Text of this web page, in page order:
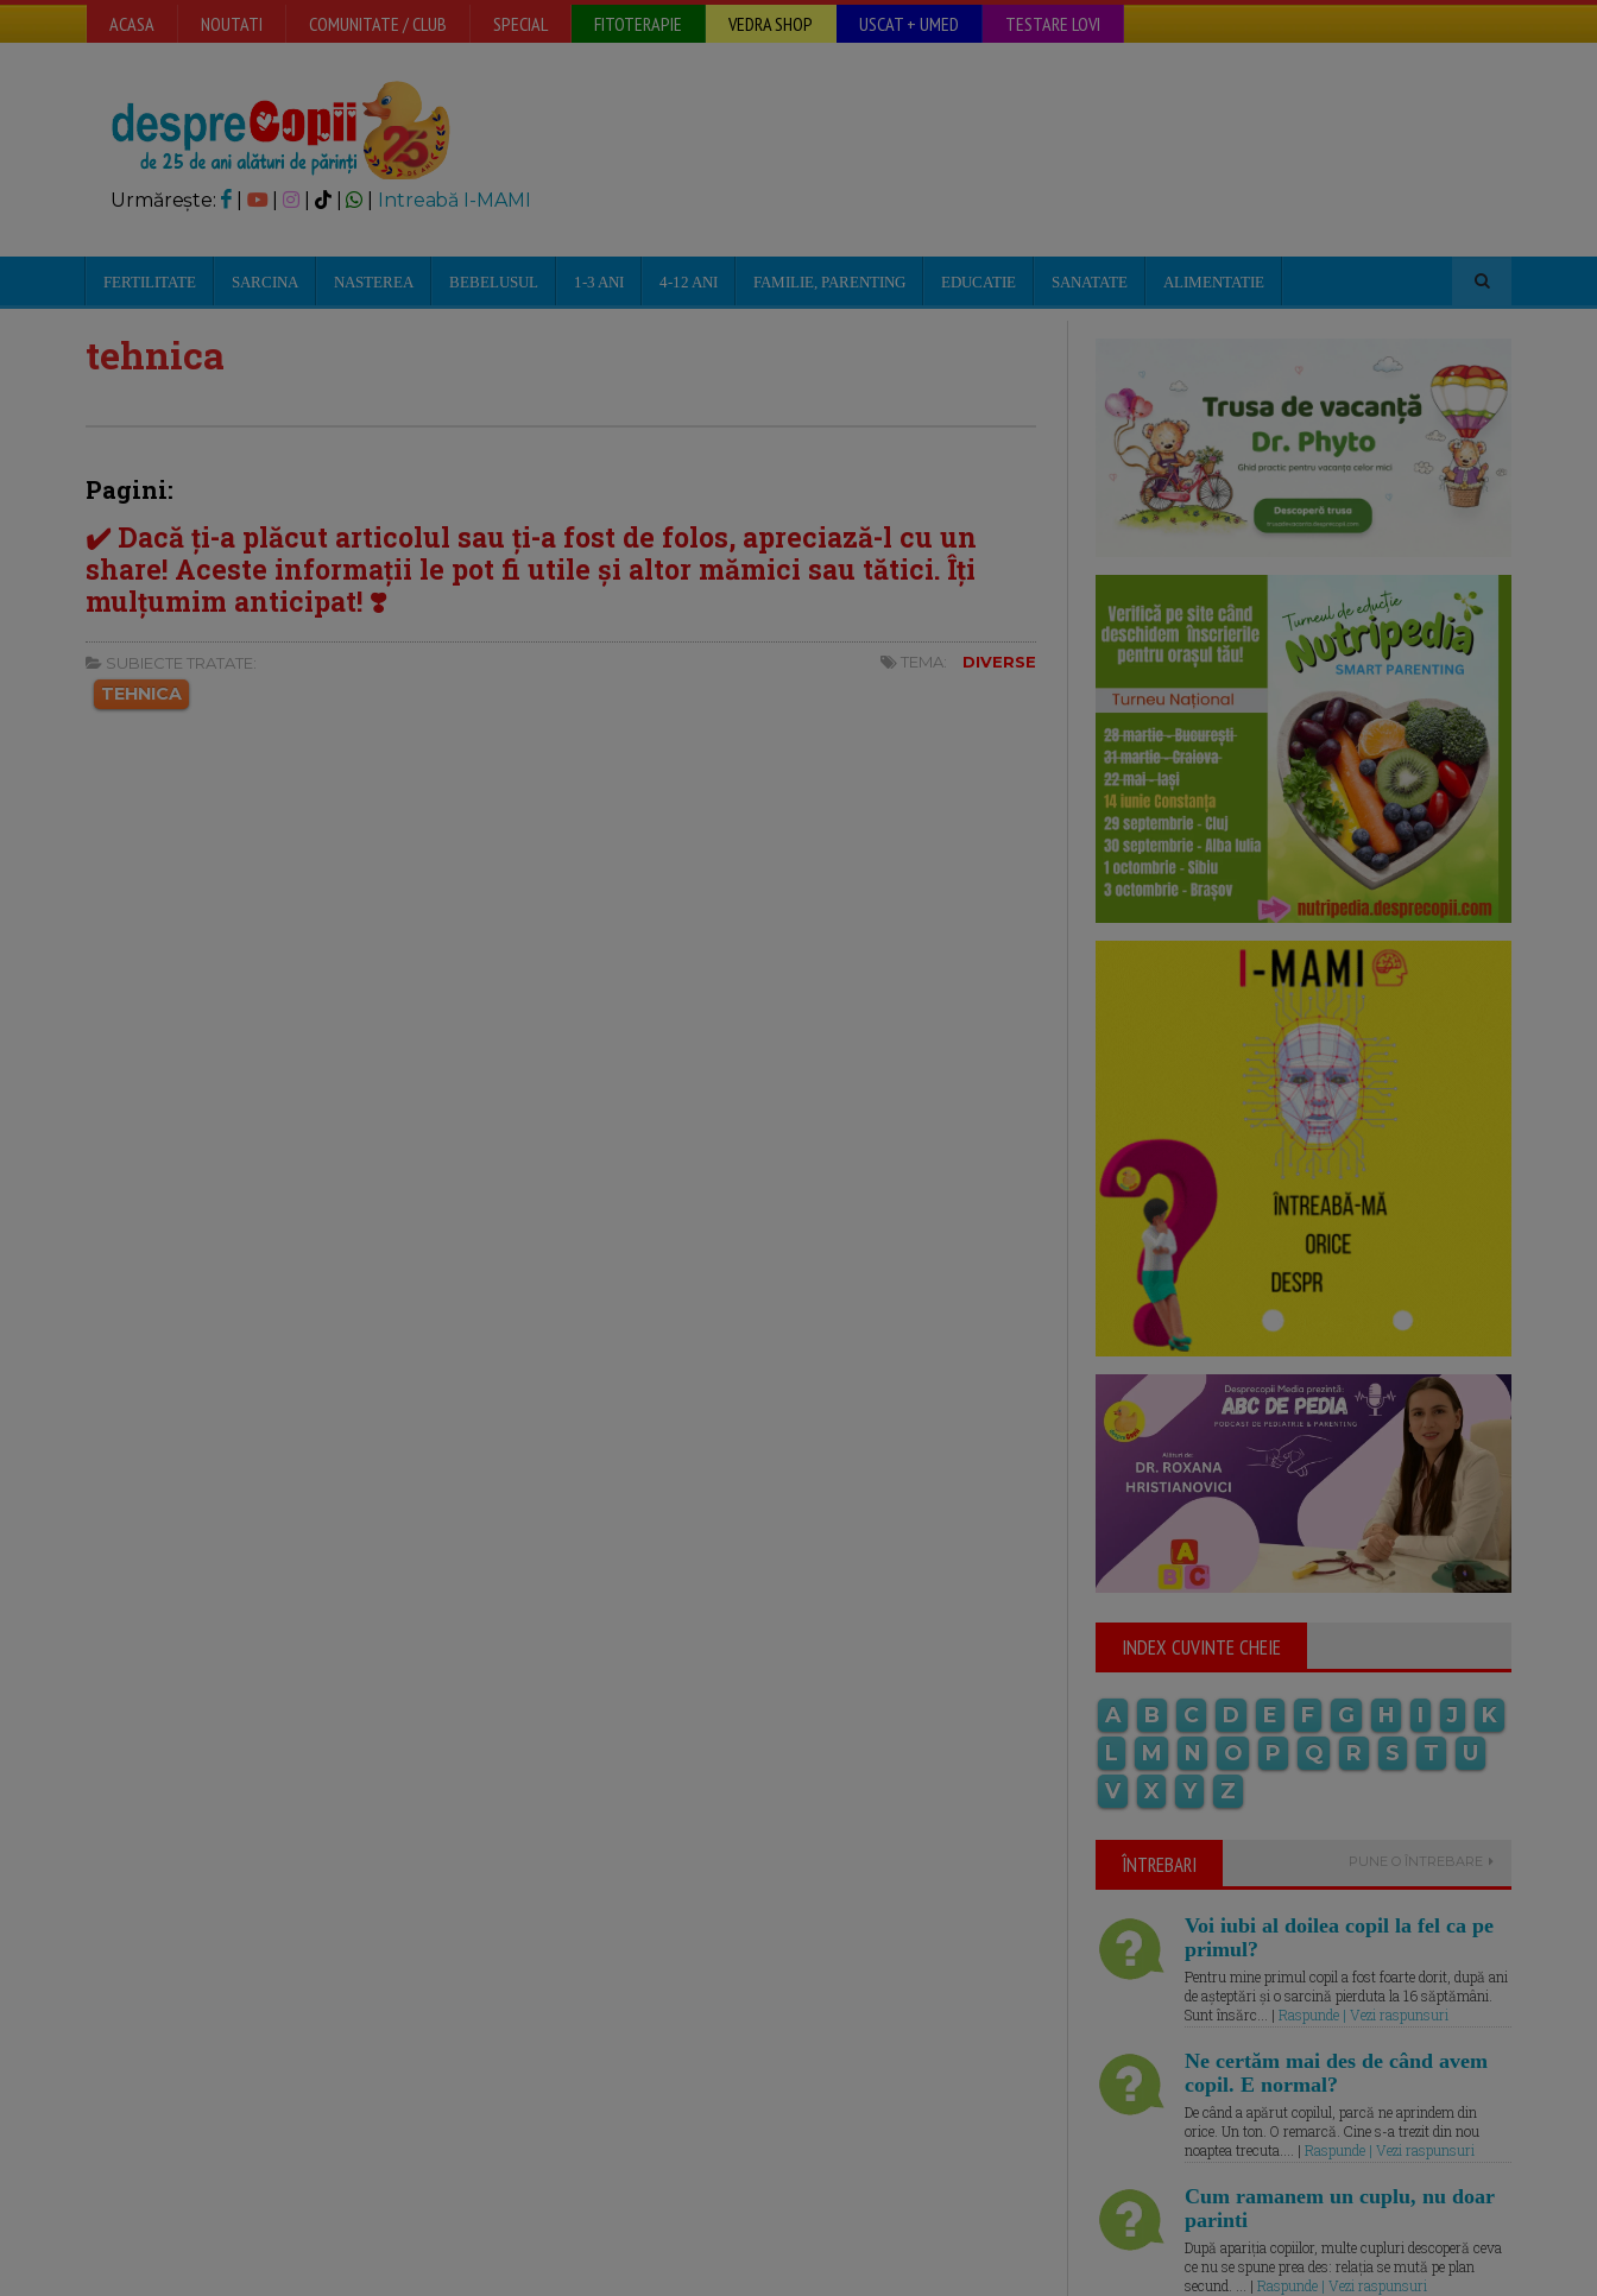
ACASA NOUTATI COMUNITATE / CLUB SPECIAL FITOTERAPIE VEDRA SHOP USCAT + UMED TESTARE LOVI
Urmărește: | | Intreabă I-MAMI
FERTILITATE SARCINA NASTEREA BEBELUSUL 1-3 ANI 4-12 ANI FAMILIE, PARENTING EDUCATIE SANATATE ALIMENTATIE
tehnica
Pagini:
✔️ Dacă ți-a plăcut articolul sau ți-a fost de folos, apreciază-l cu un
share! Aceste informații le pot fi utile și altor mămici sau tătici. Îți
mulțumim anticipat! ❣️
SUBIECTE TRATATE:
TEHNICA
TEMA: DIVERSE
INDEX CUVINTE CHEIE
A B C D E F G H I J
K
L
M N O P Q R S T
U
V
X Y Z
ÎNTREBARI PUNE O ÎNTREBARE
Voi iubi al doilea copil la fel ca pe
primul?
Pentru mine primul copil a fost foarte dorit, după ani
de așteptări și o sarcină pierduta la 16 săptămâni.
Sunt însărc... | Raspunde | Vezi raspunsuri
Ne certăm mai des de când avem
copil. E normal?
De când a apărut copilul, parcă ne aprindem din
orice. Un ton. O remarcă. Cine s-a trezit din nou
noaptea trecuta.... | Raspunde | Vezi raspunsuri
Cum ramanem un cuplu, nu doar
parinti
După apariția copiilor, multe cupluri descoperă ceva
ce nu se spune prea des: relația se mută pe plan
secund. ... | Raspunde | Vezi raspunsuri